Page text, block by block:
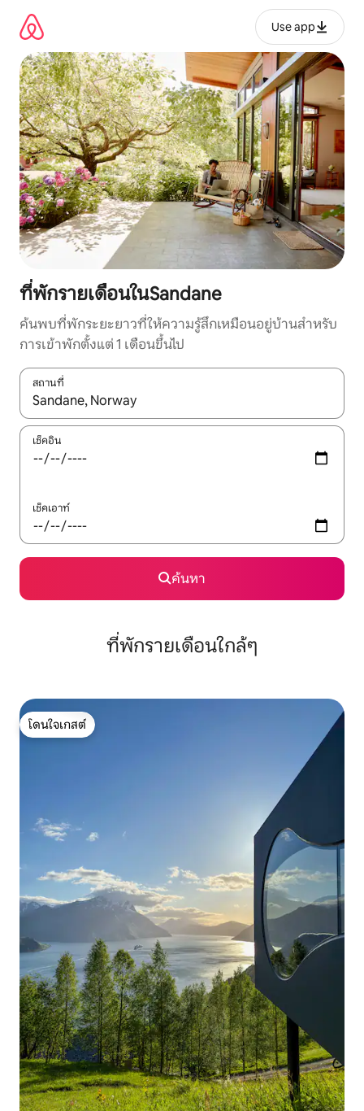
เนื้อหา
Use app
ที่พักรายเดือนในSandane
ค้นพบที่พักระยะยาวที่ให้ความรู้สึกเหมือนอยู่บ้านสำหรับ
การเข้าพักตั้งแต่ 1 เดือนขึ้นไป
สถานที่
ใช้ลูกศรขึ้นลง หรือใช้การสัมผัสหรือปัด เพื่อสำรวจผลการค้นหา
เช็คอิน
เช็คเอาท์
ค้นหา
ที่พักรายเดือนใกล้ๆ
โดนใจเกสต์
โดนใจเกสต์